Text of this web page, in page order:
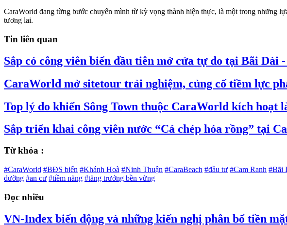
CaraWorld đang từng bước chuyển mình từ kỳ vọng thành hiện thực, là một trong những
tương lai.
Tin liên quan
Sắp có công viên biển đầu tiên mở cửa tự do tại Bãi Dài
CaraWorld mở sitetour trải nghiệm, củng cố tiềm lực
Top lý do khiến Sông Town thuộc CaraWorld kích hoạt
Sắp triển khai công viên nước “Cá chép hóa rồng” tại
Từ khóa :
#CaraWorld #BĐS biển #Khánh Hoà #Ninh Thuận #CaraBeach #đầu tư #Cam Ranh #Bãi
dưỡng #an cư #tiềm năng #tăng trưởng bền vững
Đọc nhiều
VN-Index biến động và những kiến nghị phân bổ tiền